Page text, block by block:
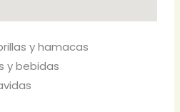
y hamacas
y bebidas